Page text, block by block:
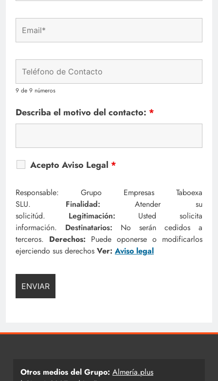
9 de 9 números
Describa el motivo del contacto: *
Acepto Aviso Legal *
Responsable: Grupo Empresas Taboexa
SLU. Finalidad:Atender su
solicitúd. Legitimación: Usted solicita
información. Destinatarios: No serán cedidos a
terceros. Derechos: Puede oponerse o modificarlos
ejerciendo sus derechos Ver: Aviso legal
Otros medios del Grupo: Almería.plus